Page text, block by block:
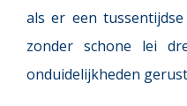
als er een
zonder schone lei
onduidelijkheden